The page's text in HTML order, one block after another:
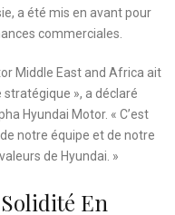
a été mis en avant pour
commerciales.
Middle East and Africa ait
», a déclaré
Hyundai Motor. « C’est
notre équipe et de notre
de Hyundai. »
En